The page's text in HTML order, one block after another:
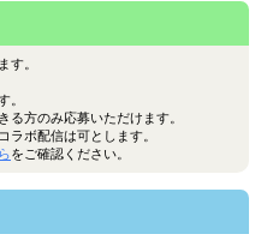
表します！
発表します！
る角度をみん
った写真を配
す。
。
る方のみ応募いただけます。
ラボ配信は可とします。
をご確認ください。